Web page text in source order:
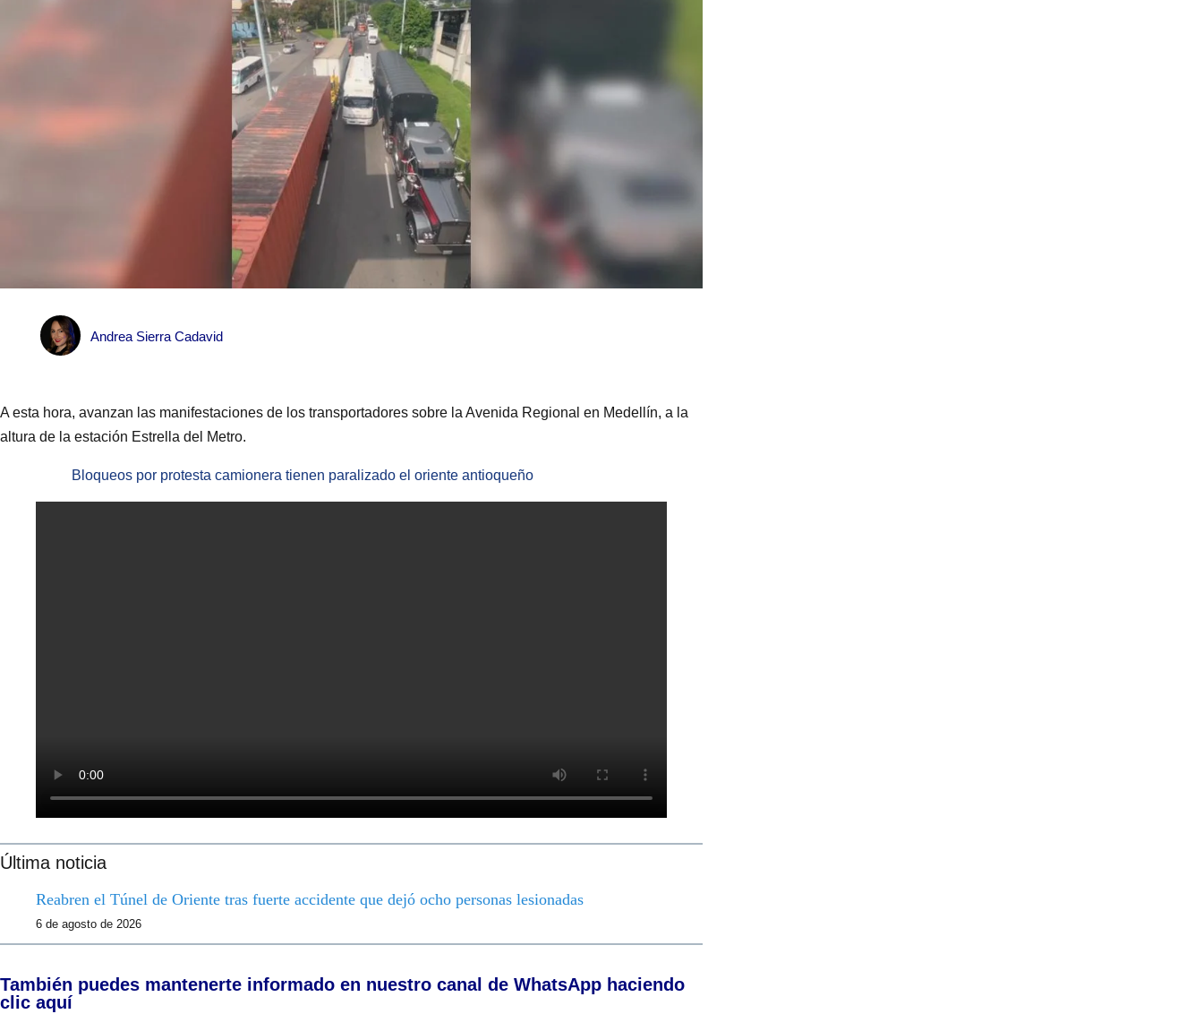
Andrea Sierra Cadavid
A esta hora, avanzan las manifestaciones de los transportadores sobre la Avenida Regional en Medellín, a la
altura de la estación Estrella del Metro.
Bloqueos por protesta camionera tienen paralizado el oriente antioqueño
Última noticia
Reabren el Túnel de Oriente tras fuerte accidente que dejó ocho personas lesionadas
6 de agosto de 2026
También puedes mantenerte informado en nuestro canal de WhatsApp haciendo
clic aquí